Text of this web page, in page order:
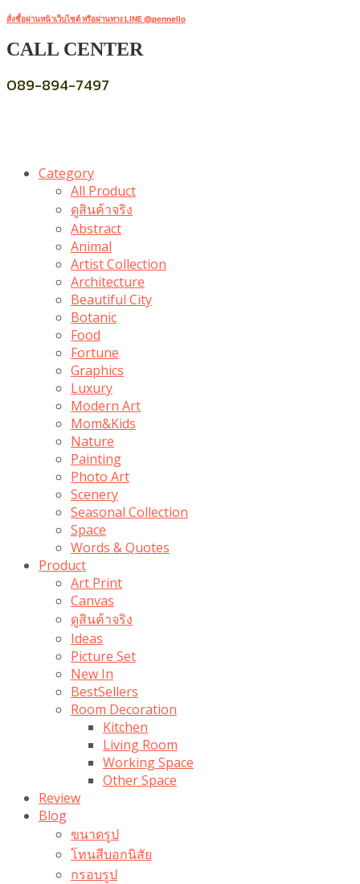
สั่งซื้อผ่านหน้าเว็บไซต์ หรือผ่านทาง LINE @pennello
CALL CENTER
089-894-7497
Category
All Product
ดูสินค้าจริง
Abstract
Animal
Artist Collection
Architecture
Beautiful City
Botanic
Food
Fortune
Graphics
Luxury
Modern Art
Mom&Kids
Nature
Painting
Photo Art
Scenery
Seasonal Collection
Space
Words & Quotes
Product
Art Print
Canvas
ดูสินค้าจริง
Ideas
Picture Set
New In
BestSellers
Room Decoration
Kitchen
Living Room
Working Space
Other Space
Review
Blog
ขนาดรูป
โทนสีบอกนิสัย
กรอบรูป